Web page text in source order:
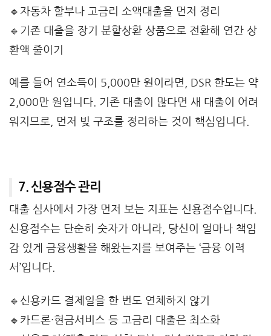
🔹자동차 할부나 고금리 소액대출을 먼저 정리
🔹기존 대출을 장기 분할상환 상품으로 전환해 연간 상
환액 줄이기
예를 들어 연소득이 5,000만 원이라면, DSR 한도는 약
2,000만 원입니다. 기존 대출이 많다면 새 대출이 어려
워지므로, 먼저 빚 구조를 정리하는 것이 핵심입니다.
7. 신용점수 관리
대출 심사에서 가장 먼저 보는 지표는 신용점수입니다.
신용점수는 단순히 숫자가 아니라, 당신이 얼마나 책임
감 있게 금융생활을 해왔는지를 보여주는 ‘금융 이력
서’입니다.
🔹신용카드 결제일을 한 번도 연체하지 않기
🔹카드론·현금서비스 등 고금리 대출은 최소화